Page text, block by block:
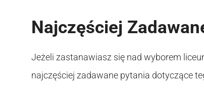
Najczęściej
Jeżeli zastanawiasz się nad wyborem
najczęściej zadawane pytania dotyczące